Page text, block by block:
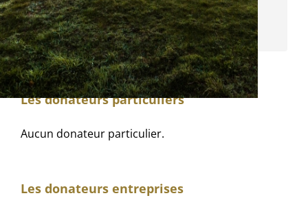
Grand mécène
Voir les donations
Les donateurs particuliers
Aucun donateur particulier.
Les donateurs entreprises